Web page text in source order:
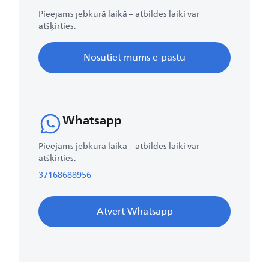
Pieejams jebkurā laikā – atbildes laiki var
atšķirties.
Nosūtiet mums e-pastu
Whatsapp
Pieejams jebkurā laikā – atbildes laiki var
atšķirties.
37168688956
Atvērt Whatsapp